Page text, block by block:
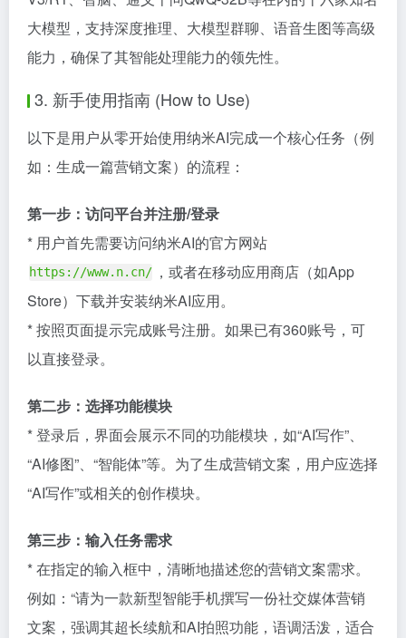
大模型，支持深度推理、大模型群聊、语音生图等高级
能力，确保了其智能处理能力的领先性。
3. 新手使用指南 (How to Use)
以下是用户从零开始使用纳米AI完成一个核心任务（例
如：生成一篇营销文案）的流程：
第一步：访问平台并注册/登录
* 用户首先需要访问纳米AI的官方网站
https://www.n.cn/ ，或者在移动应用商店（如App
Store）下载并安装纳米AI应用。
* 按照页面提示完成账号注册。如果已有360账号，可
以直接登录。
第二步：选择功能模块
* 登录后，界面会展示不同的功能模块，如“AI写作”、
“AI修图”、“智能体”等。为了生成营销文案，用户应选择
“AI写作”或相关的创作模块。
第三步：输入任务需求
* 在指定的输入框中，清晰地描述您的营销文案需求。
例如：“请为一款新型智能手机撰写一份社交媒体营销
文案，强调其超长续航和AI拍照功能，语调活泼，适合